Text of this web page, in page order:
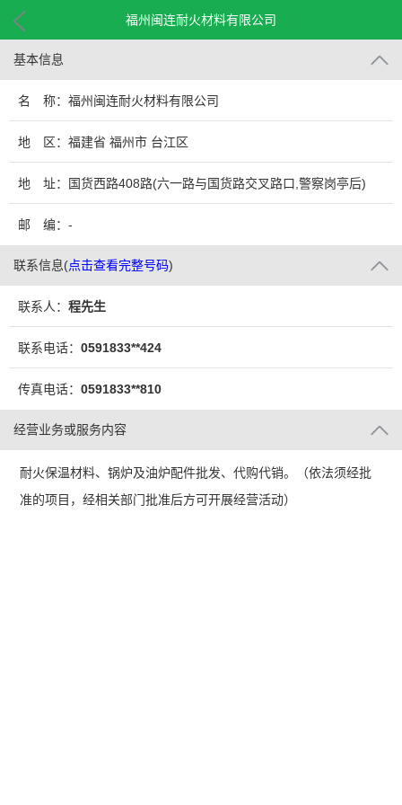
福州闽连耐火材料有限公司
基本信息
名 称：福州闽连耐火材料有限公司
地 区：福建省 福州市 台江区
地 址：国货西路408路(六一路与国货路交叉路口,警察岗亭后)
邮 编：-
联系信息(点击查看完整号码)
联系人： 程先生
联系电话： 0591833**424
传真电话： 0591833**810
经营业务或服务内容
耐火保温材料、锅炉及油炉配件批发、代购代销。（依法须经批
准的项目，经相关部门批准后方可开展经营活动）